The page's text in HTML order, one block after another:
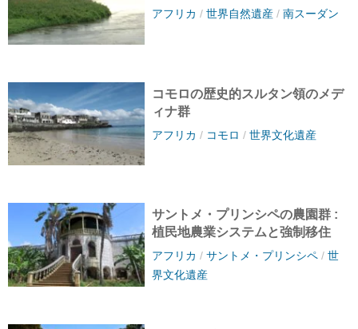
アフリカ / 世界自然遺産/ 南スーダン
コモロの歴史的スルタン領のメデ
ィナ群
アフリカ / コモロ / 世界文化遺産
サントメ・プリンシペの農園群 :
植民地農業システムと強制移住
アフリカ / サントメ・プリンシペ/ 世
界文化遺産